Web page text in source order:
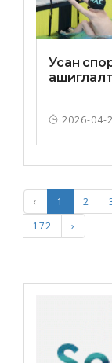
Усан
2026-04-
‹ 1 2
172
›